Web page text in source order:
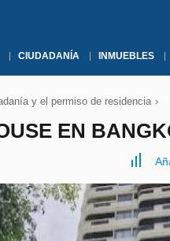
CIUDADANÍA INMUEBLES
y el permiso de residencia ›
EN